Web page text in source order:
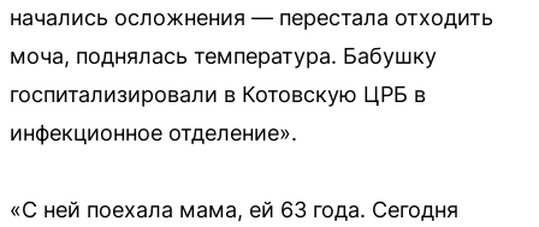
начались осложнения — перестала отходить
моча, поднялась температура. Бабушку
госпитализировали в Котовскую ЦРБ в
инфекционное отделение».
«С ней поехала мама, ей 63 года. Сегодня